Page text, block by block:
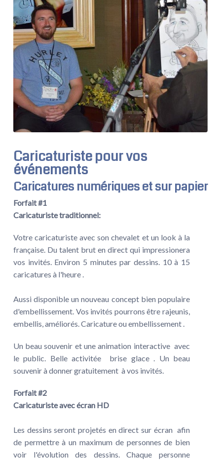
Caricaturiste pour vos
événements
Caricatures numériques et sur papier
Forfait #1
Caricaturiste traditionnel:
Votre caricaturiste avec son chevalet et un look à la
française. Du talent brut en direct qui impressionera
vos invités. Environ 5 minutes par dessins. 10 à 15
caricatures à l'heure .
Aussi disponible un nouveau concept bien populaire
d'embellissement. Vos invités pourrons être rajeunis,
embellis, améliorés. Caricature ou embellissement .
Un beau souvenir et une animation interactive avec
le public. Belle activitée brise glace . Un beau
souvenir à donner gratuitement à vos invités.
Forfait #2
Caricaturiste avec écran HD
Les dessins seront projetés en direct sur écran afin
de permettre à un maximum de personnes de bien
voir l'évolution des dessins. Chaque personne